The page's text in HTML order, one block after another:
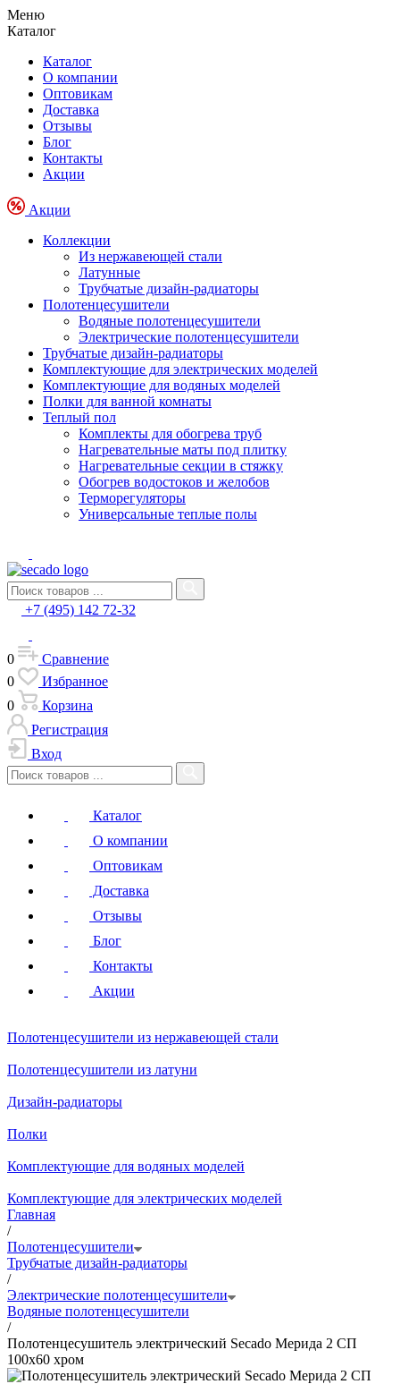
Меню
Каталог
Каталог
О компании
Оптовикам
Доставка
Отзывы
Блог
Контакты
Акции
Акции
Коллекции
Из нержавеющей стали
Латунные
Трубчатые дизайн-радиаторы
Полотенцесушители
Водяные полотенцесушители
Электрические полотенцесушители
Трубчатые дизайн-радиаторы
Комплектующие для электрических моделей
Комплектующие для водяных моделей
Полки для ванной комнаты
Теплый пол
Комплекты для обогрева труб
Нагревательные маты под плитку
Нагревательные секции в стяжку
Обогрев водостоков и желобов
Терморегуляторы
Универсальные теплые полы
+7 (495) 142 72-32
0
Сравнение
0
Избранное
0
Корзина
Регистрация
Вход
Каталог
О компании
Оптовикам
Доставка
Отзывы
Блог
Контакты
Акции
Полотенцесушители из нержавеющей стали
Полотенцесушители из латуни
Дизайн-радиаторы
Полки
Комплектующие для водяных моделей
Комплектующие для электрических моделей
Главная
/
Полотенцесушители
Трубчатые дизайн-радиаторы
/
Электрические полотенцесушители
Водяные полотенцесушители
/
Полотенцесушитель электрический Secado Мерида 2 СП
100x60 хром